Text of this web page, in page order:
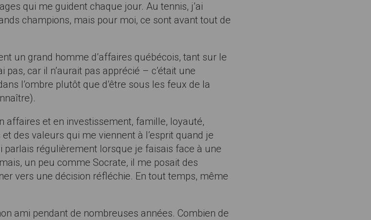
qui me guident chaque jour. Au tennis, j’ai
champions, mais pour moi, ce sont avant tout de
un grand homme d’affaires québécois, tant sur le
car il n’aurait pas apprécié – c’était une
l’ombre plutôt que d’être sous les feux de la
affaires et en investissement, famille, loyauté,
des valeurs qui me viennent à l’esprit quand je
régulièrement lorsque je faisais face à une
un peu comme Socrate, il me posait des
vers une décision réfléchie. En tout temps, même
ami pendant de nombreuses années. Combien de